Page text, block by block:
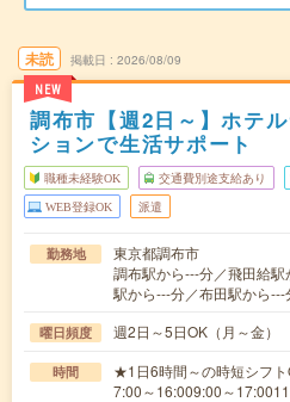
未読
NEW
掲載日 2026/08/09
調布市【週2日～】ホテ
ションで生活サポート
職種未経験OK 交通費別途支給あり
WEB登録OK 派遣
勤務地
東京都調布市
調布駅から---分／飛田給
駅から---分／布田駅から---
曜日頻度 週2日～5日OK（月～金
時間
★1日6時間～の時短シフ
7:00～16:009:00～